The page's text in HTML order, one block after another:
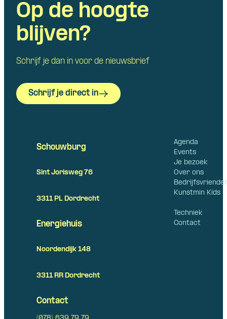
Op de hoogte
blijven?
Schrijf je dan in voor de nieuwsbrief
Schrijf je direct in
Agenda
Events
Je bezoek
Over ons
Kunstmin Kids
Techniek
Contact
Schouwburg
Sint Jorisweg 76
3311 PL Dordrecht
Energiehuis
Noordendijk 148
3311 RR Dordrecht
Contact